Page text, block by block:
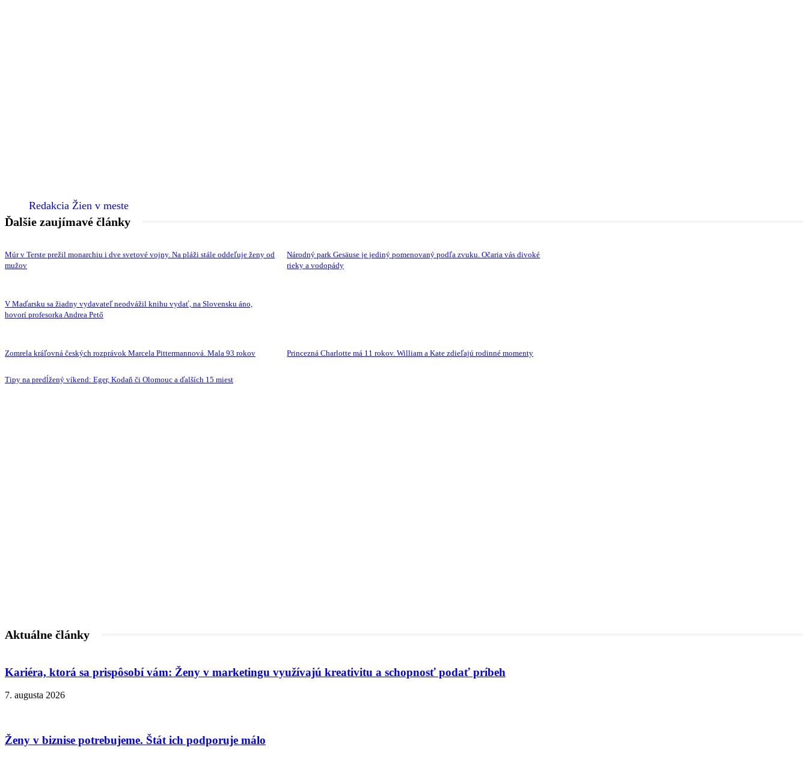
Redakcia Žien v meste
Ďalšie zaujímavé články
Múr v Terste prežil monarchiu i dve svetové vojny. Na pláži stále oddeľuje ženy od
mužov
Národný park Gesäuse je jediný pomenovaný podľa zvuku. Očaria vás divoké
rieky a vodopády
V Maďarsku sa žiadny vydavateľ neodvážil knihu vydať, na Slovensku áno,
hovorí profesorka Andrea Pető
Zomrela kráľovná českých rozprávok Marcela Pittermannová. Mala 93 rokov Princezná Charlotte má 11 rokov. William a Kate zdieľajú rodinné momenty
Tipy na predĺžený víkend: Eger, Kodaň či Olomouc a ďalších 15 miest
Aktuálne články
Kariéra, ktorá sa prispôsobí vám: Ženy v marketingu využívajú kreativitu a schopnosť podať príbeh
7. augusta 2026
Ženy v biznise potrebujeme. Štát ich podporuje málo